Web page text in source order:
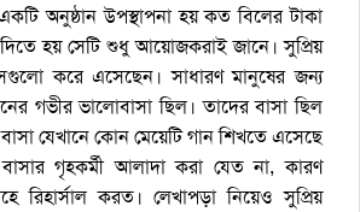
একটি অনুষ্ঠান উপস্থাপনা হয় কত বিলের টাকা
হয় সেটি শুধু আয়োজকরাই জানে। সুপ্রিয়
করে এসেছেন। সাধারণ মানুষের জন্য
গভীর ভালোবাসা ছিল। তাদের বাসা ছিল
যেখানে কোন মেয়েটি গান শিখতে এসেছে
গৃহকর্মী আলাদা করা যেত না, কারণ
রিহার্সাল করত। লেখাপড়া নিয়েও সুপ্রিয়